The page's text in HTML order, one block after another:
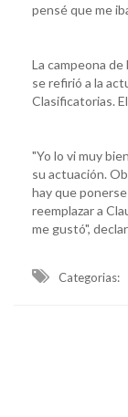
pensé que me
La campeona
se refirió a la
Clasificatorias.
"Yo lo vi muy
su actuación.
hay que
reemplazar a
me gustó",
Categorias: